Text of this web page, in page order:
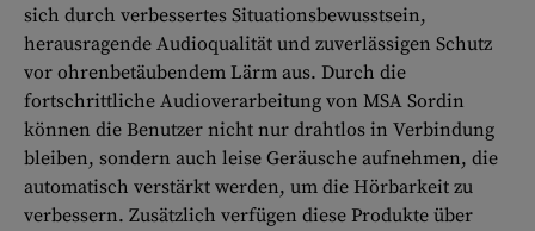
sich durch verbessertes Situationsbewusstsein,
herausragende Audioqualität und zuverlässigen Schutz
vor ohrenbetäubendem Lärm aus. Durch die
fortschrittliche Audioverarbeitung von MSA Sordin
können die Benutzer nicht nur drahtlos in Verbindung
bleiben, sondern auch leise Geräusche aufnehmen, die
automatisch verstärkt werden, um die Hörbarkeit zu
verbessern. Zusätzlich verfügen diese Produkte über